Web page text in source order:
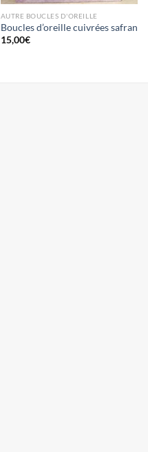
AUTRE BOUCLES D'OREILLE
Boucles d’oreille cuivrées safran
15,00€